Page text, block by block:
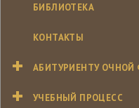
БИБЛИОТЕКА
КОНТАКТЫ
АБИТУРИЕНТУ
УЧЕБНЫЙ ПРОЦЕСС